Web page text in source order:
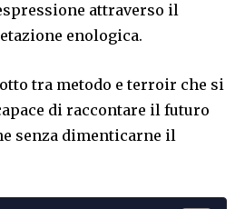
attraverso il
enologica.
tra metodo e terroir che si
di raccontare il futuro
senza dimenticarne il